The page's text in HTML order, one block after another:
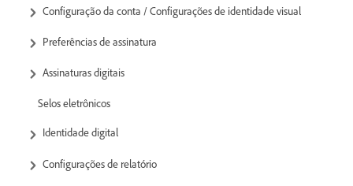
Configuração da conta / Configurações de identidade visual
Preferências de assinatura
Assinaturas digitais
Selos eletrônicos
Identidade digital
Configurações de relatório